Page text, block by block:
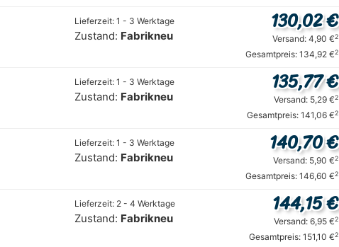
Lieferzeit: 1 - 3 Werktage
Zustand: Fabrikneu
130,02 €
Versand: 4,90 €2
Gesamtpreis: 134,92 €2
Lieferzeit: 1 - 3 Werktage
Zustand: Fabrikneu
135,77 €
Versand: 5,29 €2
Gesamtpreis: 141,06 €2
Lieferzeit: 1 - 3 Werktage
Zustand: Fabrikneu
140,70 €
Versand: 5,90 €2
Gesamtpreis: 146,60 €2
Lieferzeit: 2 - 4 Werktage
Zustand: Fabrikneu
144,15 €
Versand: 6,95 €2
Gesamtpreis: 151,10 €2